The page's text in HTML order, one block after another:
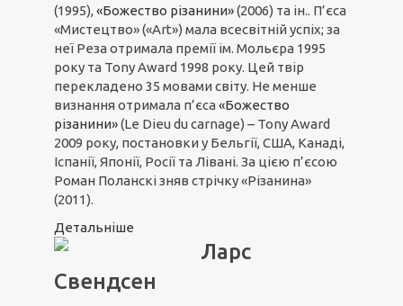
(1995), «Божество різанини»(2006) та ін.. П’єса
«Мистецтво» («Art») мала всесвітній успіх; за
неї Реза отримала премії ім. Мольєра 1995
року та Tony Award 1998 року. Цей твір
перекладено 35 мовами світу. Не менше
визнання отримала п’єса «Божество
різанини»(Le Dieu du carnage) – Tony Award
2009 року, постановки у Бельгії, США, Канаді,
Іспанії, Японії, Росії та Лівані. За цією п’єсою
Роман Поланскі зняв стрічку «Різанина»
(2011).
Детальніше
Ларс
Свендсен